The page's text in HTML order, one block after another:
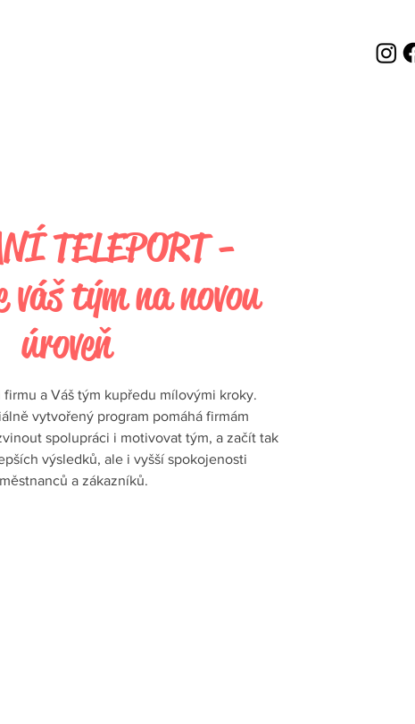
TELEPORT -
váš tým na novou
úroveň
firmu a Váš tým kupředu mílovými kroky.
vytvořený program pomáhá firmám
spolupráci i motivovat tým, a začít tak
výsledků, ale i vyšší spokojenosti
a zákazníků.